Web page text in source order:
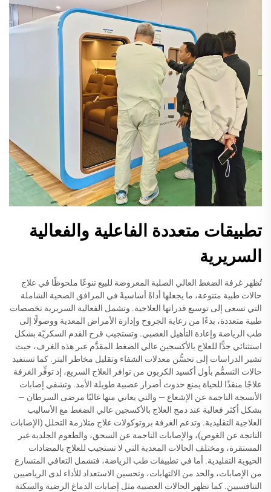
تطبيقات متعددة الفاعلية والفعالية
السريرية
تُظهر غرفة الضغط العالي الصلبة المعروضة للبيع تنوعًا ملحوظًا في علاج
حالات طبية متنوعة، ما يجعلها أداةً أساسيةً في المرافق الصحية الشاملة
التي تسعى إلى توسيع قدراتها العلاجية. وتشمل الفعالية السريرية تخصصات
طبية متعددة، بدءًا من رعاية الجروح وإدارة الأمراض المعدية ووصولًا إلى
طب الرياضة وإعادة التأهيل العصبي. وتستجيب قرح القدم السكريّة بشكل
استثنائي جدًّا للعلاج بالأكسجين عالي الضغط المقدَّم عبر هذه الغرف، حيث
تشير الدراسات إلى تحسُّن معدلات الشفاء وتقليل مخاطر البتر. كما تستفيد
حالات التسمُّم بأول أكسيد الكربون من توافر العلاج السريع، إذ توفِّر الغرفة
علاجًا منقذًا للحياة يمنع حدوث أضرار عصبية طويلة الأمد. وتشفي إصابات
الأنسجة الناجمة عن الإشعاع — والتي يعاني منها غالبًا مرضى السرطان —
بشكل أكثر فعالية عند دمج العلاج بالأكسجين عالي الضغط مع الأساليب
العلاجية التقليدية. وتدعم الغرفة بروتوكولات علاج متلازمة التحلل (الإصابات
الناتجة عن الغوص)، والإصابات الناجمة عن السحق، والطعوم الجلدية غير
المستقرة، ومختلف الحالات المعدية التي لا تستجيب للعلاج بالمضادات
الحيوية التقليدية. أما في تطبيقات طب الرياضة، فتشمل التعافي المتسارع
من الإصابات، والحد من الالتهابات، وتحسين الاستعداد للأداء لدى الرياضيين
التنافسيين. كما تظهر الحالات العصبية مثل إصابات الدماغ الرضية والسكتة